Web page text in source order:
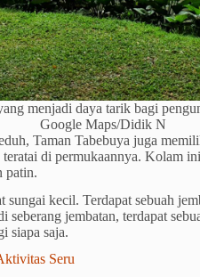
menjadi daya tarik bagi
Google Maps/Didik N
Taman Tabebuya juga
di permukaannya. Kolam
patin.
sungai kecil. Terdapat sebuah
seberang jembatan, terdapat
siapa saja.
Seru